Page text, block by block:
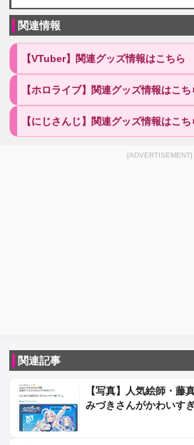
関連情報
【VTuber】関連グッズ情報はこちら
【ホロライブ】関連グッズ情報はこち
【にじさんじ】関連グッズ情報はこち
[ADVERTISEMENT]
関連記事
【写真】人気絵師・藤
みづきさんがかわいす